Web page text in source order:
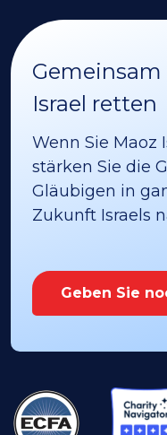
Israel retten
Wenn Sie Maoz
stärken Sie die
Gläubigen in
Zukunft Israels
Geben Sie